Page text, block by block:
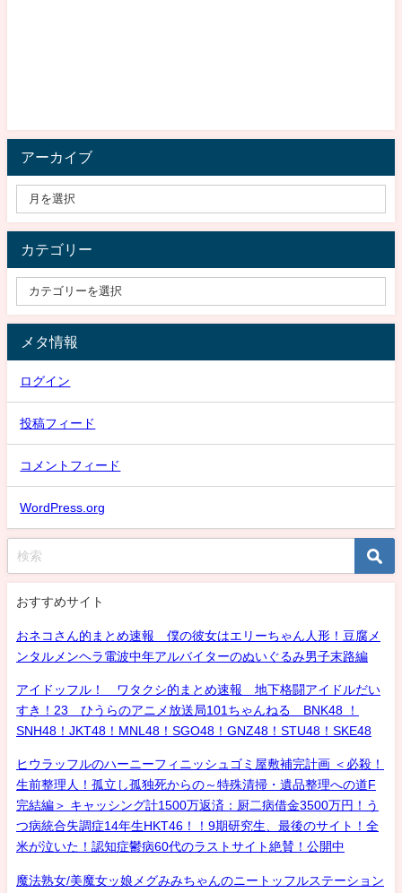
アーカイブ
カテゴリー
メタ情報
ログイン
投稿フィード
コメントフィード
WordPress.org
おすすめサイト
おネコさん的まとめ速報 僕の彼女はエリーちゃん人形！豆腐メ
ンタルメンヘラ電波中年アルバイターのぬいぐるみ男子末路編
アイドッフル！ ワタクシ的まとめ速報 地下格闘アイドルだい
すき！23 ひうらのアニメ放送局101ちゃんねる BNK48 ！
SNH48！JKT48！MNL48！SGO48！GNZ48！STU48！SKE48
ヒウラッフルのハーニーフィニッシュゴミ屋敷補完計画 ＜必殺！
生前整理人！孤立し孤独死からの～特殊清掃・遺品整理への道F
完結編＞ キャッシング計1500万返済：厨二病借金3500万円！う
つ病統合失調症14年生HKT46！！9期研究生、最後のサイト！全
米が泣いた！認知症鬱病60代のラストサイト絶賛！公開中
魔法熟女/美魔女ッ娘メグみみちゃんのニートッフルステーション